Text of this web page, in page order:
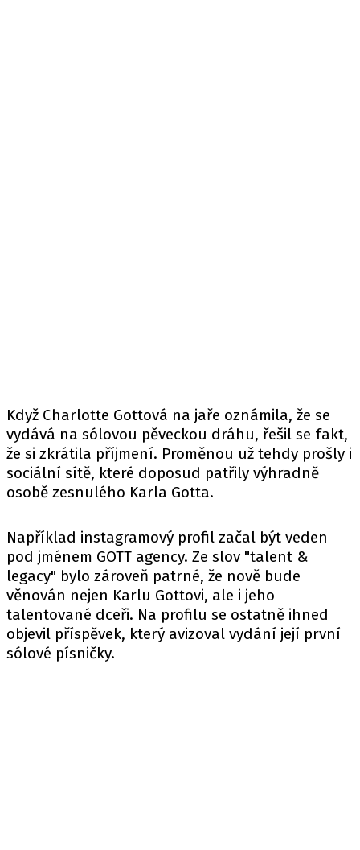
Když Charlotte Gottová na jaře oznámila, že se
vydává na sólovou pěveckou dráhu, řešil se fakt,
že si zkrátila příjmení. Proměnou už tehdy prošly i
sociální sítě, které doposud patřily výhradně
osobě zesnulého Karla Gotta.
Například instagramový profil začal být veden
pod jménem GOTT agency. Ze slov "talent &
legacy" bylo zároveň patrné, že nově bude
věnován nejen Karlu Gottovi, ale i jeho
talentované dceři. Na profilu se ostatně ihned
objevil příspěvek, který avizoval vydání její první
sólové písničky.